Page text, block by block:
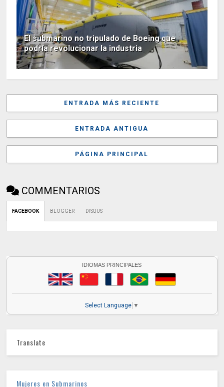
El submarino no tripulado de Boeing que
podría revolucionar la industria
ENTRADA MÁS RECIENTE
ENTRADA ANTIGUA
PÁGINA PRINCIPAL
COMMENTARIOS
FACEBOOK BLOGGER DISQUS
IDIOMAS PRINCIPALES
Select Language ▼
Translate
Mujeres en Submarinos